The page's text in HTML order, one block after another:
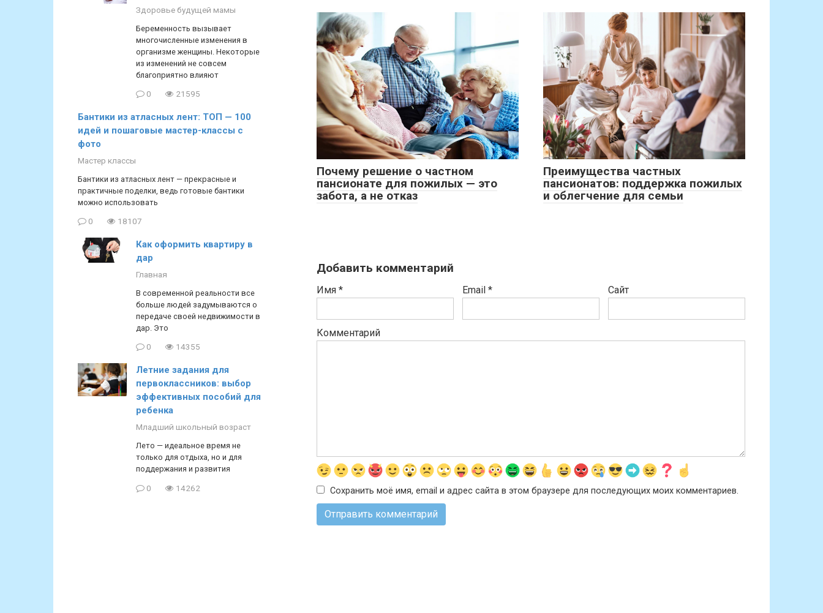
Почему решение о частном
пансионате для пожилых — это
забота, а не отказ
Преимущества частных
пансионатов: поддержка пожилых
и облегчение для семьи
Добавить комментарий
Имя * Email * Сайт
Комментарий
Сохранить моё имя, email и адрес сайта в этом браузере для последующих моих комментариев.
Здоровье будущей мамы
Беременность вызывает
многочисленные изменения в
организме женщины. Некоторые
из изменений не совсем
благоприятно влияют
0 21595
Бантики из атласных лент: ТОП — 100
идей и пошаговые мастер-классы с
фото
Мастер классы
Бантики из атласных лент — прекрасные и
практичные поделки, ведь готовые бантики
можно использовать
0 18107
Как оформить квартиру в
дар
Главная
В современной реальности все
больше людей задумываются о
передаче своей недвижимости в
дар. Это
0 14355
Летние задания для
первоклассников: выбор
эффективных пособий для
ребенка
Младший школьный возраст
Лето — идеальное время не
только для отдыха, но и для
поддержания и развития
0 14262